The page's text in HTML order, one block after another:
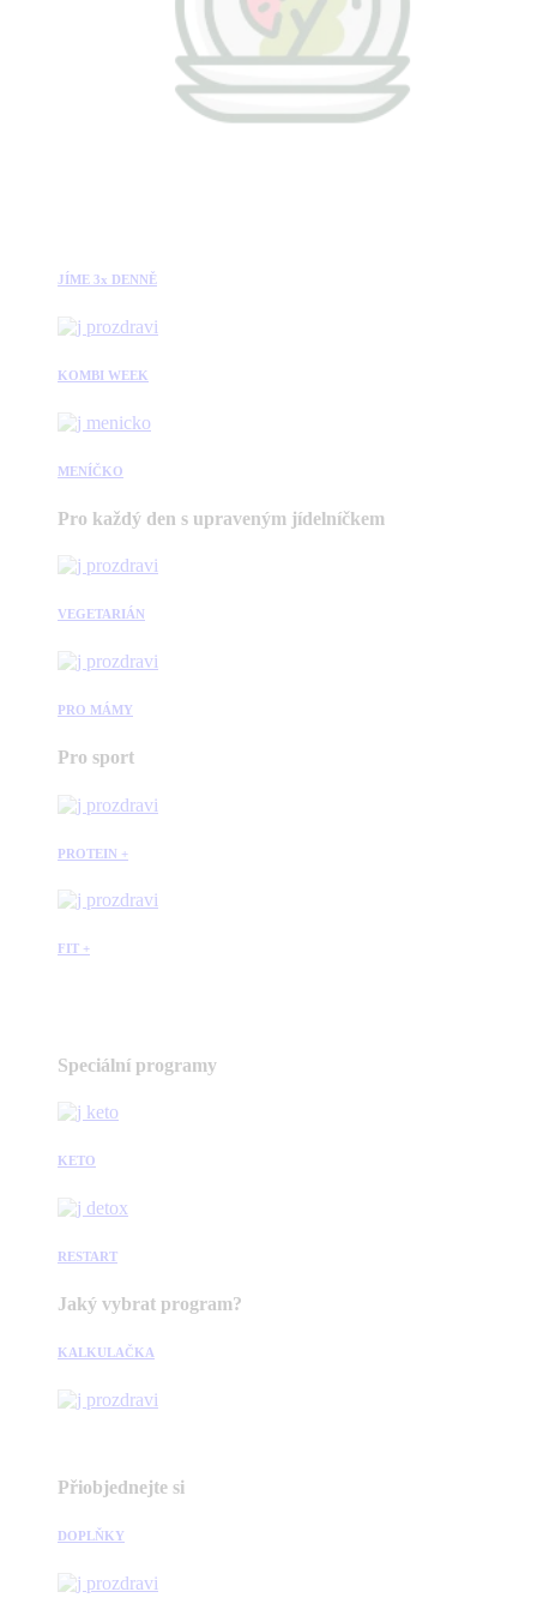
JÍME 3x DENNĚ
KOMBI WEEK
MENÍČKO
Pro každý den s upraveným jídelníčkem
VEGETARIÁN
PRO MÁMY
Pro sport
PROTEIN +
FIT +
Speciální programy
KETO
RESTART
Jaký vybrat program?
KALKULAČKA
Přiobjednejte si
DOPLŇKY